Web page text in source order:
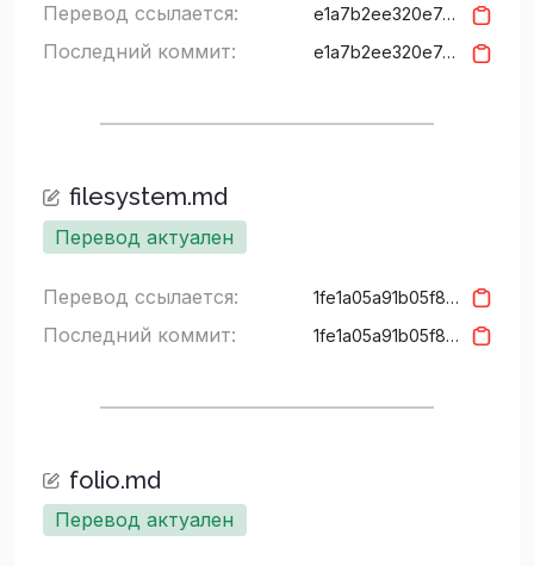
Перевод ссылается: e1a7b2ee320e7c3b54847080311ea4fba7d40fd0
Последний коммит: e1a7b2ee320e7c3b54847080311ea4fba7d40fd0
filesystem.md
Перевод актуален
Перевод ссылается: 1fe1a05a91b05f8b909ccd41c6923d1ed79ff30f
Последний коммит: 1fe1a05a91b05f8b909ccd41c6923d1ed79ff30f
folio.md
Перевод актуален